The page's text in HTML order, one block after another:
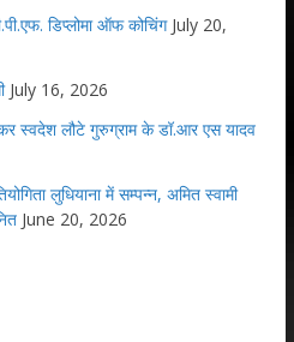
डिप्लोमा ऑफ कोचिंग July 20,
July 16, 2026
कर स्वदेश लौटे गुरुग्राम के डॉ.आर एस यादव
लुधियाना में सम्पन्न, अमित स्वामी
June 20, 2026